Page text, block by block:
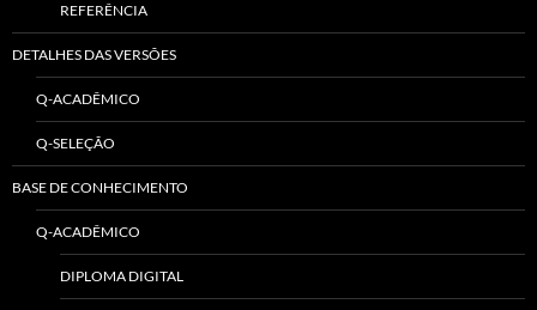
REFERÊNCIA
DETALHES DAS VERSÕES
Q-ACADÊMICO
Q-SELEÇÃO
BASE DE CONHECIMENTO
Q-ACADÊMICO
DIPLOMA DIGITAL